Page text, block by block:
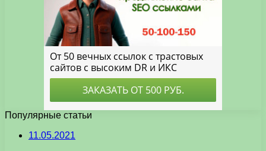
Популярные статьи
11.05.2021